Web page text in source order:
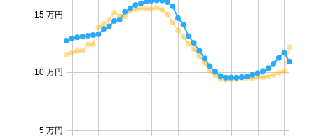
5 万円
10 万円
15 万円